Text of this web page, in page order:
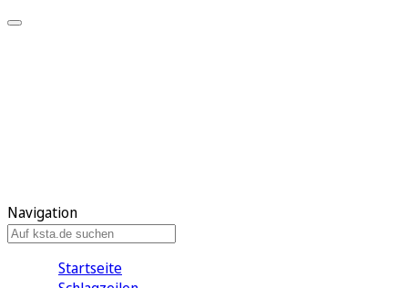
Navigation
Startseite